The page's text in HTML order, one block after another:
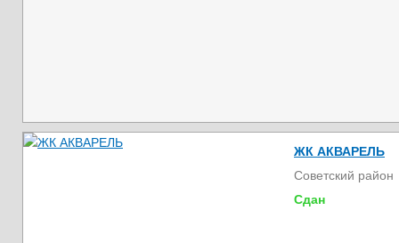
ЖК АКВАРЕЛЬ
Советский район
Сдан